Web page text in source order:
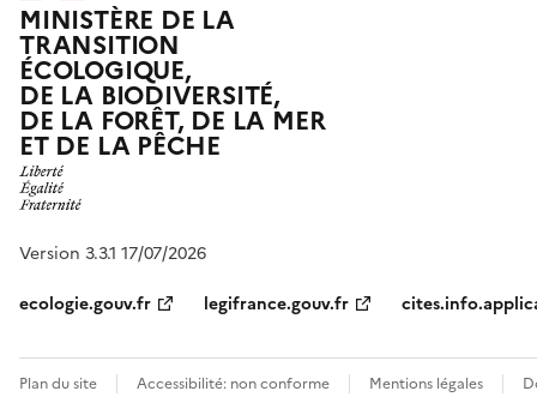
MINISTÈRE DE LA
TRANSITION
ÉCOLOGIQUE,
DE LA BIODIVERSITÉ,
DE LA FORÊT, DE LA MER
ET DE LA PÊCHE
Version 3.3.1 17/07/2026
ecologie.gouv.fr
legifrance.gouv.fr
Plan du site Accessibilité: non conforme Mentions légales